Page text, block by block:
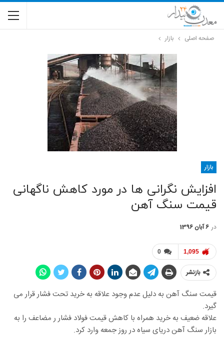
صفحه اصلی بازار
بازار
افزایش نگرانی ها در مورد کاهش ناگهانی
قیمت سنگ آهن
در 6 آبان 1396
0 1,095
بازنشر
قیمت سنگ آهن به دلیل عدم وجود علاقه به خرید تحت فشار قرار می
گیرد.
علاقه ضعیف به خرید همراه با کاهش قیمت فولاد فشار ر مضاعف را به
بازار سنگ آهن دریای سیاه در روز جمعه وارد کرد.